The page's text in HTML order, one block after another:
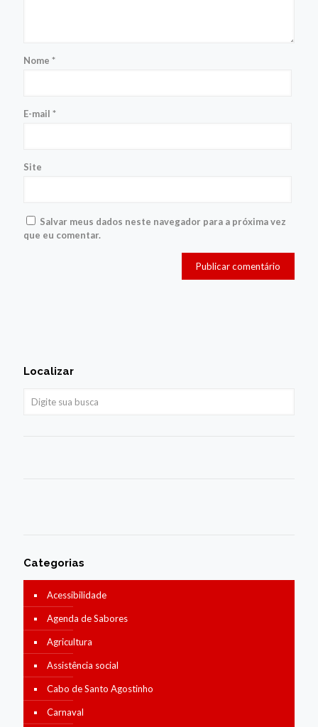
Nome *
E-mail *
Site
Salvar meus dados neste navegador para a próxima vez
que eu comentar.
Localizar
Categorias
Acessibilidade
Agenda de Sabores
Agricultura
Assistência social
Cabo de Santo Agostinho
Carnaval